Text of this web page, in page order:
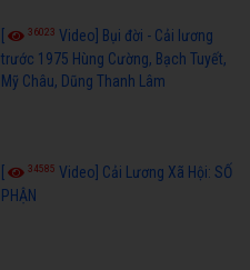
36023 Video] Bụi đời - Cải lương
trước 1975 Hùng Cường, Bạch Tuyết,
Mỹ Châu, Dũng Thanh Lâm
34585 Video] Cải Lương Xã Hội: SỐ
PHẬN